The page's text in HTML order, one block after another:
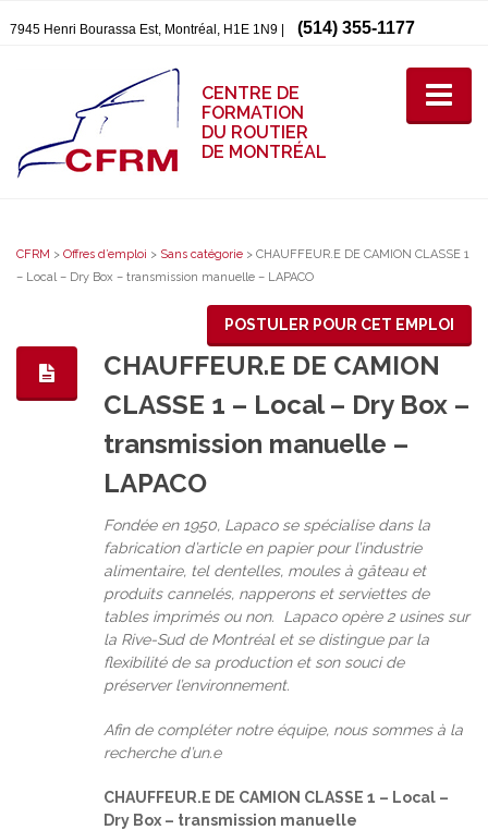
7945 Henri Bourassa Est, Montréal, H1E 1N9 | (514) 355-1177
CENTRE DE
FORMATION
DU ROUTIER
DE MONTRÉAL
CFRM > Offres d’emploi > Sans catégorie > CHAUFFEUR.E DE CAMION CLASSE 1
– Local – Dry Box – transmission manuelle – LAPACO
POSTULER POUR CET EMPLOI
CHAUFFEUR.E DE CAMION
CLASSE 1 – Local – Dry Box –
transmission manuelle –
LAPACO
Fondée en 1950, Lapaco se spécialise dans la
fabrication d’article en papier pour l’industrie
alimentaire, tel dentelles, moules à gâteau et
produits cannelés, napperons et serviettes de
tables imprimés ou non. Lapaco opère 2 usines sur
la Rive-Sud de Montréal et se distingue par la
flexibilité de sa production et son souci de
préserver l’environnement.
Afin de compléter notre équipe, nous sommes à la
recherche d’un.e
CHAUFFEUR.E DE CAMION CLASSE 1 – Local –
Dry Box – transmission manuelle